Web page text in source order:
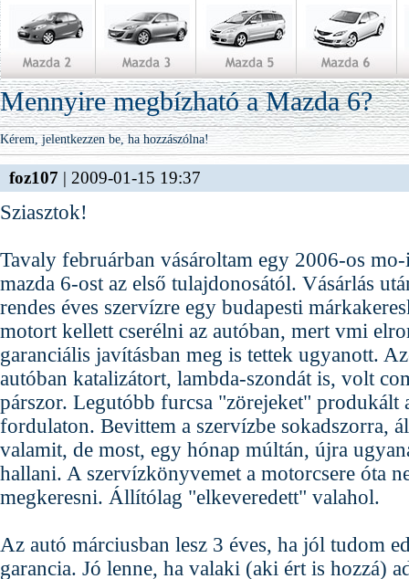
Mennyire megbízható a Mazda 6?
Kérem, jelentkezzen be, ha hozzászólna!
foz107 | 2009-01-15 19:37
Sziasztok!
Tavaly februárban vásároltam egy 2006-os
mazda 6-ost az első tulajdonosától. Vásárlás
rendes éves szervízre egy budapesti
motort kellett cserélni az autóban, mert vmi
garanciális javításban meg is tettek ugyanott.
autóban katalizátort, lambda-szondát is, volt
párszor. Legutóbb furcsa "zörejeket" produkált
fordulaton. Bevittem a szervízbe sokadszorra,
valamit, de most, egy hónap múltán, újra
hallani. A szervízkönyvemet a motorcsere óta
megkeresni. Állítólag "elkeveredett" valahol.
Az autó márciusban lesz 3 éves, ha jól tudom
garancia. Jó lenne, ha valaki (aki ért is hozzá)